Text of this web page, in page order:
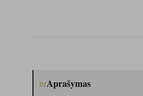
01Aprašymas